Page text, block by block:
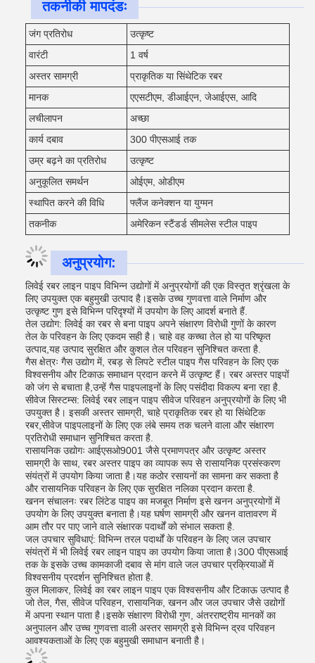
तकनीकी मापदंडः
जंग प्रतिरोध
उत्कृष्ट
वारंटी
1 वर्ष
अस्तर सामग्री
प्राकृतिक या सिंथेटिक रबर
मानक
एएसटीएम, डीआईएन, जेआईएस, आदि
लचीलापन
अच्छा
कार्य दबाव
300 पीएसआई तक
उम्र बढ़ने का प्रतिरोध
उत्कृष्ट
अनुकूलित समर्थन
ओईएम, ओडीएम
स्थापित करने की विधि
फ्लैंज कनेक्शन या युग्मन
तकनीक
अमेरिकन स्टैंडर्ड सीमलेस स्टील पाइप
अनुप्रयोग:
लिवेई रबर लाइन पाइप विभिन्न उद्योगों में अनुप्रयोगों की एक विस्तृत श्रृंखला के
लिए उपयुक्त एक बहुमुखी उत्पाद है।इसके उच्च गुणवत्ता वाले निर्माण और
उत्कृष्ट गुण इसे विभिन्न परिदृश्यों में उपयोग के लिए आदर्श बनाते हैं.
तेल उद्योग: लिवेई का रबर से बना पाइप अपने संक्षारण विरोधी गुणों के कारण
तेल के परिवहन के लिए एकदम सही है। चाहे वह कच्चा तेल हो या परिष्कृत
उत्पाद,यह उत्पाद सुरक्षित और कुशल तेल परिवहन सुनिश्चित करता है.
गैस क्षेत्रः गैस उद्योग में, रबड़ से लिपटे स्टील पाइप गैस परिवहन के लिए एक
विश्वसनीय और टिकाऊ समाधान प्रदान करने में उत्कृष्ट हैं। रबर अस्तर पाइपों
को जंग से बचाता है,उन्हें गैस पाइपलाइनों के लिए पसंदीदा विकल्प बना रहा है.
सीवेज सिस्टम्स: लिवेई रबर लाइन पाइप सीवेज परिवहन अनुप्रयोगों के लिए भी
उपयुक्त है। इसकी अस्तर सामग्री, चाहे प्राकृतिक रबर हो या सिंथेटिक
रबर,सीवेज पाइपलाइनों के लिए एक लंबे समय तक चलने वाला और संक्षारण
प्रतिरोधी समाधान सुनिश्चित करता है.
रासायनिक उद्योगः आईएसओ9001 जैसे प्रमाणपत्र और उत्कृष्ट अस्तर
सामग्री के साथ, रबर अस्तर पाइप का व्यापक रूप से रासायनिक प्रसंस्करण
संयंत्रों में उपयोग किया जाता है।यह कठोर रसायनों का सामना कर सकता है
और रासायनिक परिवहन के लिए एक सुरक्षित नलिका प्रदान करता है.
खनन संचालनः रबर लिंटेड पाइप का मजबूत निर्माण इसे खनन अनुप्रयोगों में
उपयोग के लिए उपयुक्त बनाता है।यह घर्षण सामग्री और खनन वातावरण में
आम तौर पर पाए जाने वाले संक्षारक पदार्थों को संभाल सकता है.
जल उपचार सुविधाएं: विभिन्न तरल पदार्थों के परिवहन के लिए जल उपचार
संयंत्रों में भी लिवेई रबर लाइन पाइप का उपयोग किया जाता है।300 पीएसआई
तक के इसके उच्च कामकाजी दबाव से मांग वाले जल उपचार प्रक्रियाओं में
विश्वसनीय प्रदर्शन सुनिश्चित होता है.
कुल मिलाकर, लिवेई का रबर लाइन पाइप एक विश्वसनीय और टिकाऊ उत्पाद है
जो तेल, गैस, सीवेज परिवहन, रासायनिक, खनन और जल उपचार जैसे उद्योगों
में अपना स्थान पाता है।इसके संक्षारण विरोधी गुण, अंतरराष्ट्रीय मानकों का
अनुपालन और उच्च गुणवत्ता वाली अस्तर सामग्री इसे विभिन्न द्रव परिवहन
आवश्यकताओं के लिए एक बहुमुखी समाधान बनाती है।